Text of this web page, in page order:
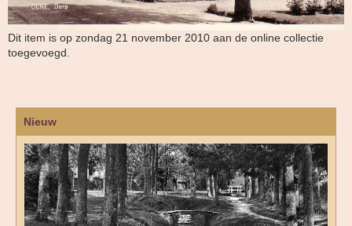
Dit item is op zondag 21 november 2010 aan de online collectie
toegevoegd.
Nieuw